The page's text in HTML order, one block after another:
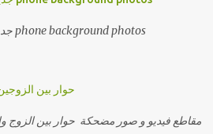
جديد 2025 خلفيات الهاتف رائعة phone background photos
حوار بين
مقاطع فيديو و صور مضحكة حوار بين الزوج